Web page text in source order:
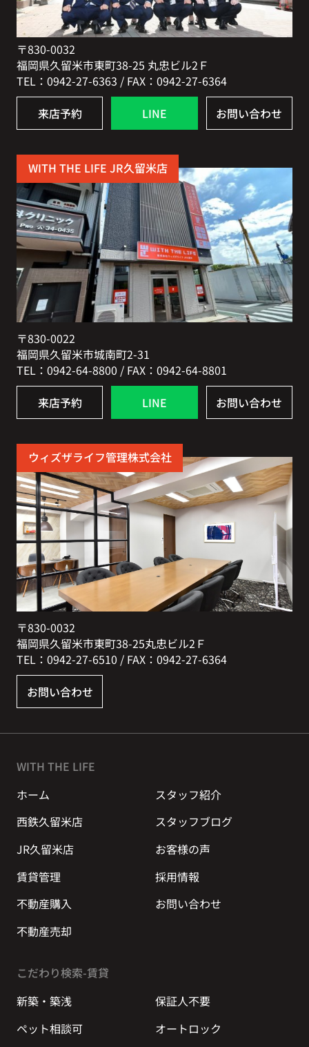
〒830-0032
福岡県久留米市東町38-25 丸忠ビル2Ｆ
TEL：0942-27-6363 / FAX：0942-27-6364
来店予約 LINE お問い合わせ
WITH THE LIFE JR久留米店
〒830-0022
福岡県久留米市城南町2-31
TEL：0942-64-8800 / FAX：0942-64-8801
来店予約 LINE お問い合わせ
ウィズザライフ管理株式会社
〒830-0032
福岡県久留米市東町38-25丸忠ビル2Ｆ
TEL：0942-27-6510 / FAX：0942-27-6364
お問い合わせ
WITH THE LIFE
ホーム
スタッフ紹介
西鉄久留米店
スタッフブログ
JR久留米店
お客様の声
賃貸管理
採用情報
不動産購入
お問い合わせ
不動産売却
こだわり検索-賃貸
新築・築浅
保証人不要
ペット相談可
オートロック